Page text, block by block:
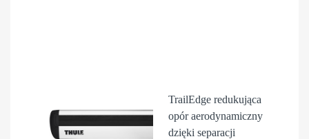
TrailEdge redukująca
opór aerodynamiczny
dzięki separacji